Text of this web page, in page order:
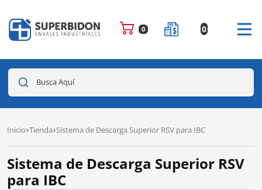
0 0
Busca Aquí
Inicio Tienda Sistema de Descarga Superior RSV para IBC
Sistema de Descarga Superior RSV
para IBC